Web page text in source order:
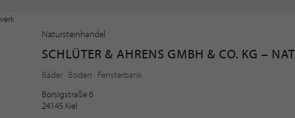
Natursteinhandel
SCHLÜTER & AHRENS GMBH & CO. KG –
Bäder · Böden · Fensterbank
Borsigstraße 6
24145 Kiel